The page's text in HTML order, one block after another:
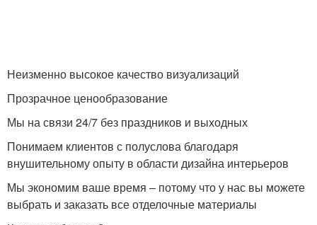
Неизменно высокое качество визуализаций
Прозрачное ценообразование
Мы на связи 24/7 без праздников и выходных
Понимаем клиентов с полуслова благодаря
внушительному опыту в области дизайна интерьеров
Мы экономим ваше время – потому что у нас вы можете
выбрать и заказать все отделочные материалы